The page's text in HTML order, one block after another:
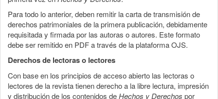
Para todo lo anterior, deben remitir la carta de transmisión de
derechos patrimoniales de la primera publicación, debidamente
requisitada y firmada por las autoras o autores. Este formato
debe ser remitido en PDF a través de la plataforma OJS.
Derechos de lectoras o lectores
Con base en los principios de acceso abierto las lectoras o
lectores de la revista tienen derecho a la libre lectura, impresión
y distribución de los contenidos deHechos y Derechos por